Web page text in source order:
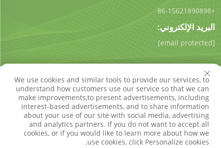
+86-15621890898
البريد الإلكتروني:
[email protected]
حقوق النسخ © شركة شاندونغ كيجونغ للتكنولوجيا البيئية المحدودة.
جميع الحقوق محفوظةسياسة الخصوصية مدونة
We use cookies and similar tools to provide our services, to
understand how customers use our service so that we can
make improvements,to present advertisements, including
interest-based advertisements, and to share information
about your use of our site with social media, advertising
and analytics partners. If you do not want to accept all
cookies, or if you would like to learn more about how we
use cookies, click Personalize cookies.